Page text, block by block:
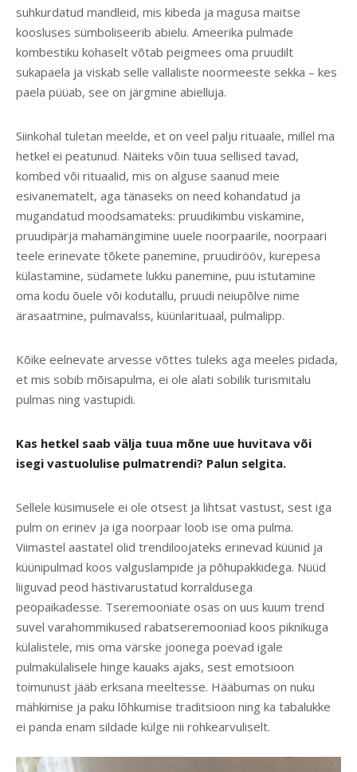
suhkurdatud mandleid, mis kibeda ja magusa maitse
koosluses sümboliseerib abielu. Ameerika pulmade
kombestiku kohaselt võtab peigmees oma pruudilt
sukapaela ja viskab selle vallaliste noormeeste sekka – kes
paela püüab, see on järgmine abielluja.
Siinkohal tuletan meelde, et on veel palju rituaale, millel ma
hetkel ei peatunud. Näiteks võin tuua sellised tavad,
kombed või rituaalid, mis on alguse saanud meie
esivanematelt, aga tänaseks on need kohandatud ja
mugandatud moodsamateks: pruudikimbu viskamine,
pruudipärja mahamängimine uuele noorpaarile, noorpaari
teele erinevate tõkete panemine, pruudirööv, kurepesa
külastamine, südamete lukku panemine, puu istutamine
oma kodu õuele või kodutallu, pruudi neiupõlve nime
ärasaatmine, pulmavalss, küünlarituaal, pulmalipp.
Kõike eelnevate arvesse võttes tuleks aga meeles pidada,
et mis sobib mõisapulma, ei ole alati sobilik turismitalu
pulmas ning vastupidi.
Kas hetkel saab välja tuua mõne uue huvitava või
isegi vastuolulise pulmatrendi? Palun selgita.
Sellele küsimusele ei ole otsest ja lihtsat vastust, sest iga
pulm on erinev ja iga noorpaar loob ise oma pulma.
Viimastel aastatel olid trendiloojateks erinevad küünid ja
küünipulmad koos valguslampide ja põhupakkidega. Nüüd
liiguvad peod hästivarustatud korraldusega
peopaikadesse. Tseremooniate osas on uus kuum trend
suvel varahommikused rabatseremooniad koos piknikuga
külalistele, mis oma värske joonega poevad igale
pulmakülalisele hinge kauaks ajaks, sest emotsioon
toimunust jääb erksana meeltesse. Hääbumas on nuku
mähkimise ja paku lõhkumise traditsioon ning ka tabalukke
ei panda enam sildade külge nii rohkearvuliselt.